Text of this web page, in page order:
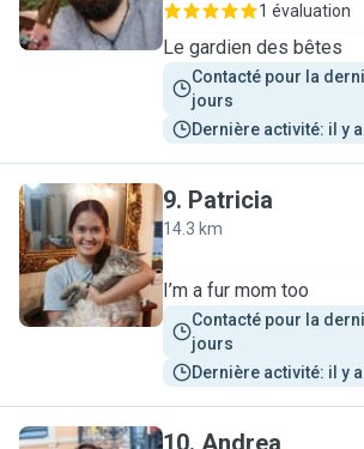
1 évaluation
Le gardien des bêtes
Contacté pour la
jours
Dernière activité: il y
P
9. Patricia
14.3 km
I’m a fur mom too
Contacté pour la
jours
Dernière activité: il y
10. Andrea